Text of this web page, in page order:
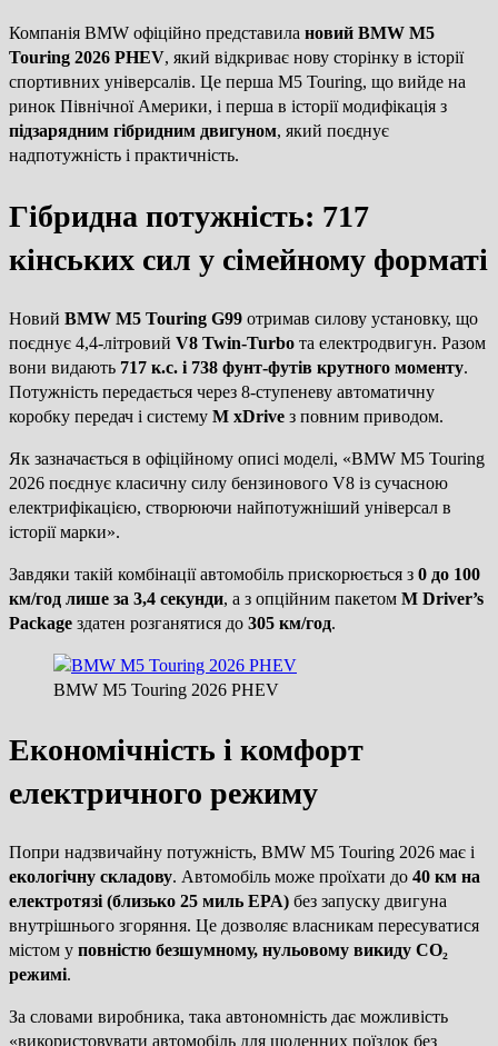
Компанія BMW офіційно представила новий BMW M5
Touring 2026 PHEV, який відкриває нову сторінку в історії
спортивних універсалів. Це перша M5 Touring, що вийде на
ринок Північної Америки, і перша в історії модифікація з
підзарядним гібридним двигуном, який поєднує
надпотужність і практичність.
Гібридна потужність: 717
кінських сил у сімейному форматі
Новий BMW M5 Touring G99 отримав силову установку, що
поєднує 4,4-літровий V8 Twin-Turbo та електродвигун. Разом
вони видають 717 к.с. і 738 фунт-футів крутного моменту.
Потужність передається через 8-ступеневу автоматичну
коробку передач і систему M xDrive з повним приводом.
Як зазначається в офіційному описі моделі, «BMW M5 Touring
2026 поєднує класичну силу бензинового V8 із сучасною
електрифікацією, створюючи найпотужніший універсал в
історії марки».
Завдяки такій комбінації автомобіль прискорюється з 0 до 100
км/год лише за 3,4 секунди, а з опційним пакетом M Driver’s
Package здатен розганятися до 305 км/год.
BMW M5 Touring 2026 PHEV
Економічність і комфорт
електричного режиму
Попри надзвичайну потужність, BMW M5 Touring 2026 має і
екологічну складову. Автомобіль може проїхати до 40 км на
електротязі (близько 25 миль EPA) без запуску двигуна
внутрішнього згоряння. Це дозволяє власникам пересуватися
містом у повністю безшумному, нульовому викиду CO₂
режимі.
За словами виробника, така автономність дає можливість
«використовувати автомобіль для щоденних поїздок без